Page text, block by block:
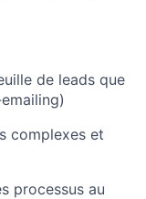
de leads que
complexes et
processus au